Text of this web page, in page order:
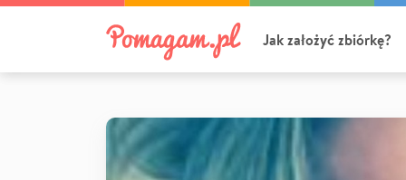
Jak założyć zbiórkę?